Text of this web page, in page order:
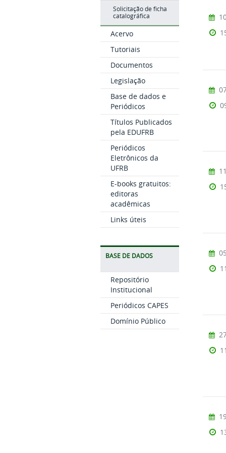
Solicitação de ficha
catalográfica
Acervo
Tutoriais
Documentos
Legislação
Base de dados e
Periódicos
Títulos Publicados
pela EDUFRB
Periódicos
Eletrônicos da
UFRB
E-books gratuitos:
editoras
acadêmicas
Links úteis
BASE DE DADOS
Repositório
Institucional
Periódicos CAPES
Domínio Público